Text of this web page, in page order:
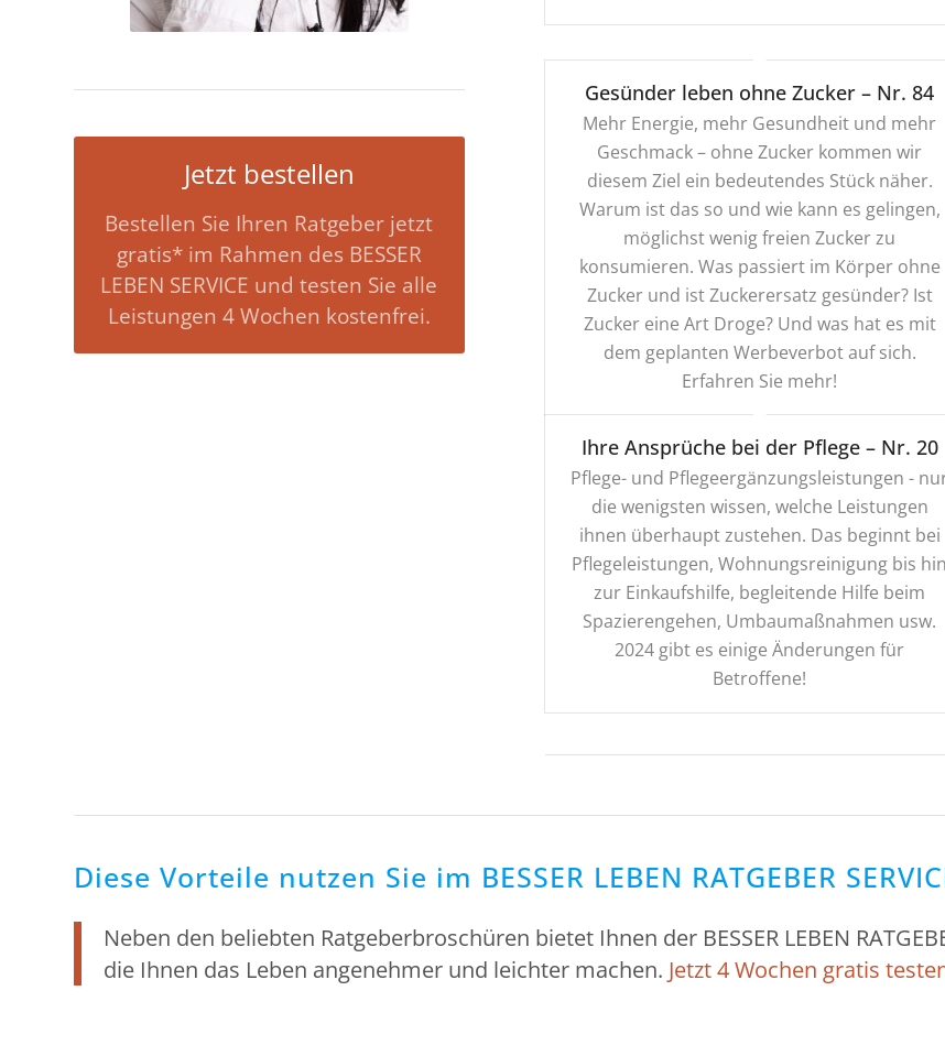
Jetzt bestellen
Bestellen Sie Ihren Ratgeber jetzt
gratis* im Rahmen des BESSER
LEBEN SERVICE und testen Sie alle
Leistungen 4 Wochen kostenfrei.
Gesünder leben ohne Zucker – Nr. 84
Mehr Energie, mehr Gesundheit und mehr
Geschmack – ohne Zucker kommen wir
diesem Ziel ein bedeutendes Stück näher.
Warum ist das so und wie kann es gelingen,
möglichst wenig freien Zucker zu
konsumieren. Was passiert im Körper ohne
Zucker und ist Zuckerersatz gesünder? Ist
Zucker eine Art Droge? Und was hat es mit
dem geplanten Werbeverbot auf sich.
Erfahren Sie mehr!
Ihre Ansprüche bei der Pflege – Nr. 20
Pflege- und Pflegeergänzungsleistungen -
die wenigsten wissen, welche Leistungen
ihnen überhaupt zustehen. Das beginnt bei
Pflegeleistungen, Wohnungsreinigung bis hin
zur Einkaufshilfe, begleitende Hilfe beim
Spazierengehen, Umbaumaßnahmen usw.
2024 gibt es einige Änderungen für
Betroffene!
Diese Vorteile nutzen Sie im BESSER LEBEN RATGEBER
Neben den beliebten Ratgeberbroschüren bietet Ihnen der BESSER LEBEN
die Ihnen das Leben angenehmer und leichter machen. Jetzt 4 Wochen gratis